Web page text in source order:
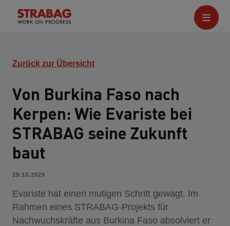
Zurück zur Übersicht
Von Burkina Faso nach
Kerpen: Wie Evariste bei
STRABAG seine Zukunft
baut
29.10.2025
Evariste hat einen mutigen Schritt gewagt. Im
Rahmen eines STRABAG-Projekts für
Nachwuchskräfte aus Burkina Faso absolviert er